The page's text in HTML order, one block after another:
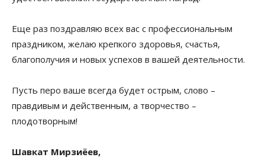
Еще раз поздравляю всех вас с профессиональным
праздником, желаю крепкого здоровья, счастья,
благополучия и новых успехов в вашей деятельности.
Пусть перо ваше всегда будет острым, слово –
правдивым и действенным, а творчество –
плодотворным!
Шавкат Мирзиёев,